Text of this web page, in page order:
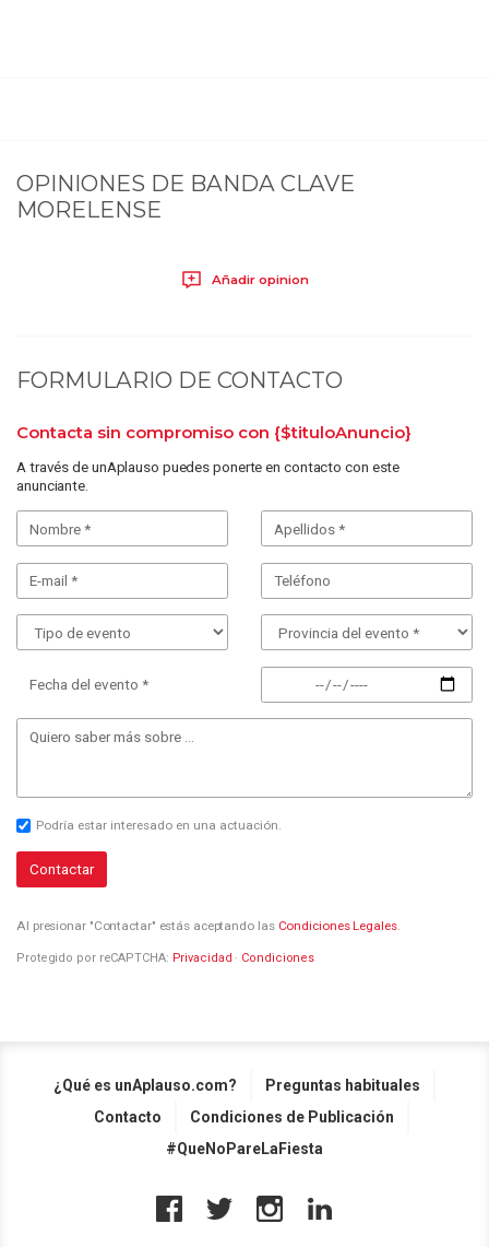
OPINIONES DE BANDA CLAVE
MORELENSE
Añadir opinion
FORMULARIO DE CONTACTO
Contacta sin compromiso con {$tituloAnuncio}
A través de unAplauso puedes ponerte en contacto con este
anunciante.
Fecha del evento *
Podría estar interesado en una actuación.
Contactar
Al presionar "Contactar" estás aceptando las Condiciones Legales.
Protegido por reCAPTCHA: Privacidad · Condiciones
¿Qué es unAplauso.com?
Preguntas habituales
Contacto
Condiciones de Publicación
#QueNoPareLaFiesta